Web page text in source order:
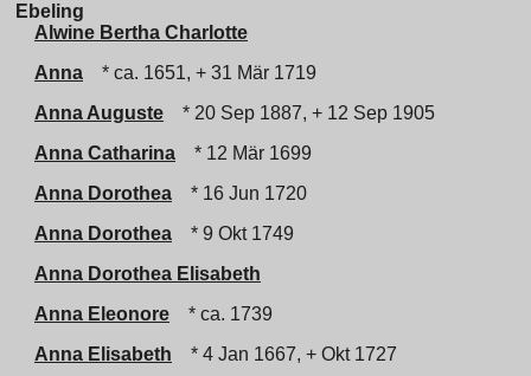
Ebeling
Alwine Bertha Charlotte
Anna
* ca. 1651, + 31 Mär 1719
Anna Auguste
* 20 Sep 1887, + 12 Sep 1905
Anna Catharina
* 12 Mär 1699
Anna Dorothea
* 16 Jun 1720
Anna Dorothea
* 9 Okt 1749
Anna Dorothea Elisabeth
Anna Eleonore
* ca. 1739
Anna Elisabeth
* 4 Jan 1667, + Okt 1727